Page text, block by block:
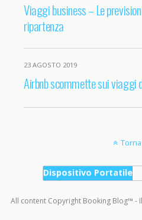
Viaggi business – Le
ripartenza
23 AGOSTO 2019
Airbnb scommette sui viaggi
Dispositivo Portatile
All content Copyright Booking Blog™ -